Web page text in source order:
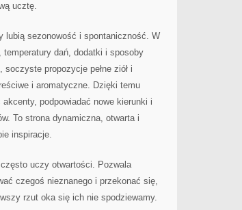
ucztę.
lubią sezonowość i spontaniczność. W
dań, dodatki i sposoby
propozycje pełne ziół i
i aromatyczne. Dzięki temu
podpowiadać nowe kierunki i
To strona dynamiczna, otwarta i
inspiracje.
uczy otwartości. Pozwala
czegoś nieznanego i przekonać się,
rzut oka się ich nie spodziewamy.